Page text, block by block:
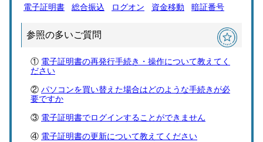
電子証明書 総合振込 ログオン 資金移動 暗証番号
参照の多いご質問
電子証明書の再発行手続き・操作について教えてく
ださい
パソコンを買い替えた場合はどのような手続きが必
要ですか
電子証明書でログインすることができません
電子証明書の更新について教えてください